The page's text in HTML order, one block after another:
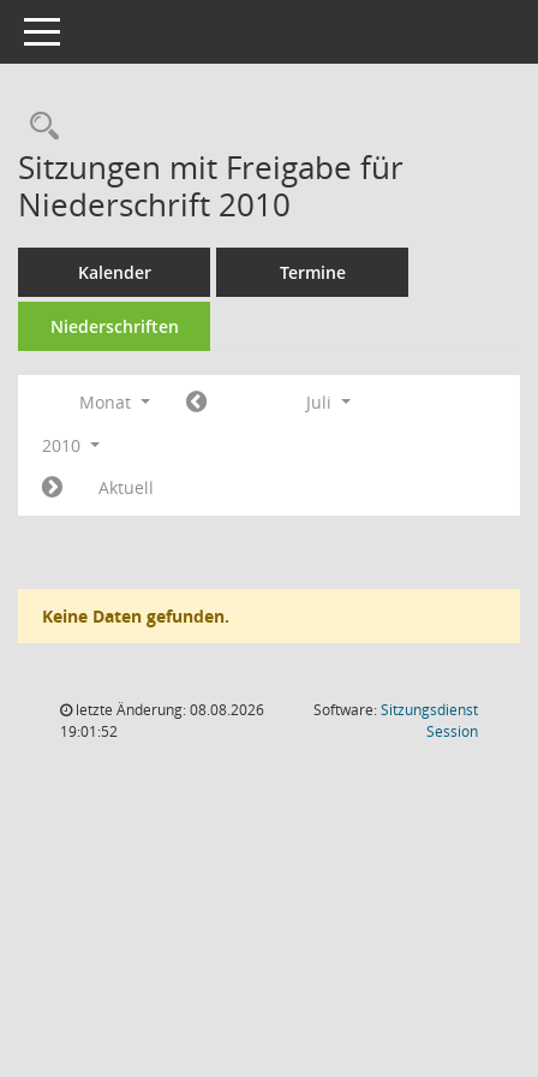
Toggle navigation
Rechercheauswahl
Sitzungen mit Freigabe für
Niederschrift 2010
Kalender Termine
Niederschriften
Monat
Juli
2010
Aktuell
Keine Daten gefunden.
letzte Änderung: 08.08.2026
19:01:52
Software:Sitzungsdienst
Session(Wird in